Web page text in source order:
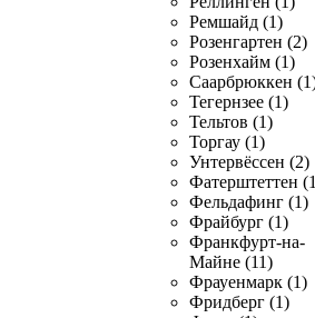
Ремшайд (1)
Розенгартен (2)
Розенхайм (1)
Саарбрюккен
Тегернзее (1)
Тельтов (1)
Торгау (1)
Унтервёссен (2)
Фатерштеттен
Фельдафинг (1)
Фрайбург (1)
Франкфурт-на-
Майне (11)
Фрауенмарк (1)
Фридберг (1)